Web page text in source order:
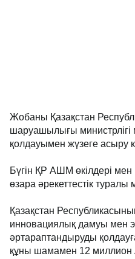
Жобаны Қазақстан
шаруашылығы
қолдауымен жүзеге асыру
Бүгін ҚР АШМ өкілдері
өзара әрекеттестік
Қазақстан
инновациялық дамуы мен
әртараптандыруды
құны шамамен 12